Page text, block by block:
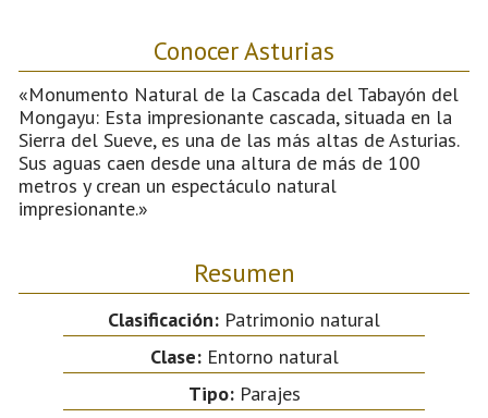
Conocer Asturias
«Monumento Natural de la Cascada del Tabayón del
Mongayu: Esta impresionante cascada, situada en la
Sierra del Sueve, es una de las más altas de Asturias.
Sus aguas caen desde una altura de más de 100
metros y crean un espectáculo natural
impresionante.»
Resumen
Clasificación: Patrimonio natural
Clase:Entorno natural
Tipo:Parajes